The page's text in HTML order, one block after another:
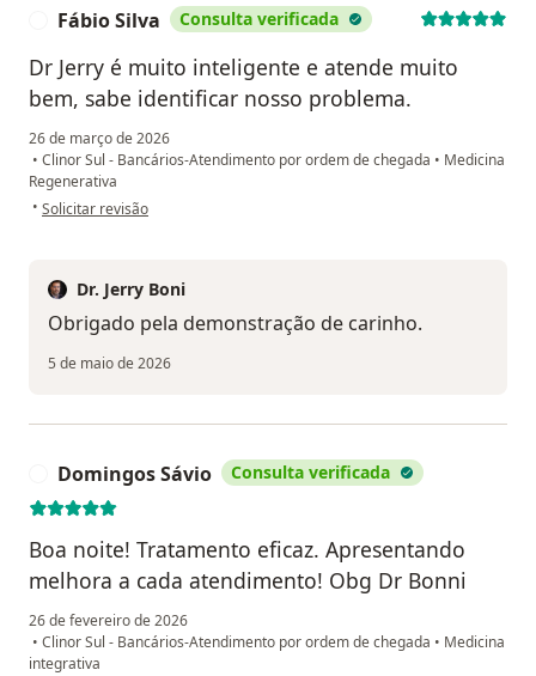
Fábio Silva Consulta verificada
Dr Jerry é muito inteligente e atende muito
bem, sabe identificar nosso problema.
26 de março de 2026
• Clinor Sul - Bancários-Atendimento por ordem de chegada • Medicina
Regenerativa
• na opinião do utilizador Fábio Silva
Solicitar revisão
Dr. Jerry Boni
Obrigado pela demonstração de carinho.
5 de maio de 2026
Domingos Sávio Consulta verificada
Boa noite! Tratamento eficaz. Apresentando
melhora a cada atendimento! Obg Dr Bonni
26 de fevereiro de 2026
• Clinor Sul - Bancários-Atendimento por ordem de chegada • Medicina
integrativa